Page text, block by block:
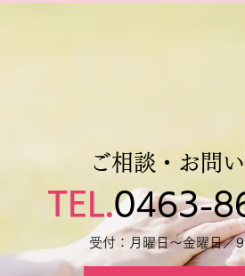
ご相談・お問
TEL.0463-
受付：月曜日～金曜日／